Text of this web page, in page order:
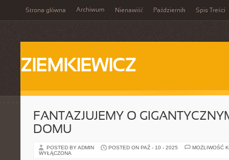
Strona główna Archiwum Nienawiść Październik Spis Treści
ZIEMKIEWICZ
FANTAZJUJEMY O
DOMU
POSTED BY ADMIN POSTED ON PAŹ - 10 - 2025
MOŻLIWOŚĆ
WYŁĄCZONA